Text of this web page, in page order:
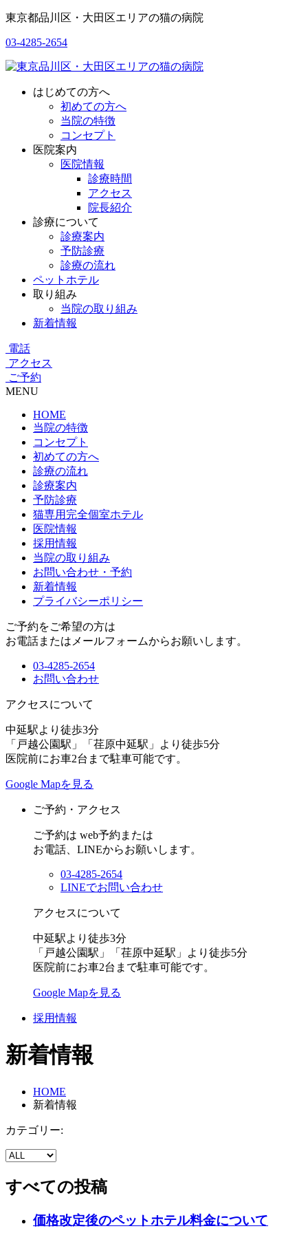
東京都品川区・大田区エリアの猫の病院
03-4285-2654
はじめての方へ
初めての方へ
当院の特徴
コンセプト
医院案内
医院情報
診療時間
アクセス
院長紹介
診療について
診療案内
予防診療
診療の流れ
ペットホテル
取り組み
当院の取り組み
新着情報
電話
アクセス
ご予約
MENU
HOME
当院の特徴
コンセプト
初めての方へ
診療の流れ
診療案内
予防診療
猫専用完全個室ホテル
医院情報
採用情報
当院の取り組み
お問い合わせ・予約
新着情報
プライバシーポリシー
ご予約をご希望の方は
お電話またはメールフォームからお願いします。
03-4285-2654
お問い合わせ
アクセスについて
中延駅より徒歩3分
「戸越公園駅」「荏原中延駅」より徒歩5分
医院前にお車2台まで駐車可能です。
Google Mapを見る
ご予約・アクセス
ご予約は web予約または
お電話、LINEからお願いします。
03-4285-2654
LINEでお問い合わせ
アクセスについて
中延駅より徒歩3分
「戸越公園駅」「荏原中延駅」より徒歩5分
医院前にお車2台まで駐車可能です。
Google Mapを見る
採用情報
新着情報
HOME
新着情報
カテゴリー:
すべての投稿
価格改定後のペットホテル料金について